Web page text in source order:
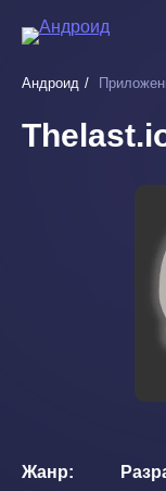
основному
Андроид
Жанр